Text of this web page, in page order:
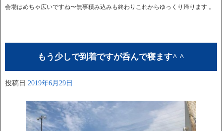
会場はめちゃ広いですね〜無事積み込みも終わりこれからゆっくり帰ります 。
もう少しで到着ですが呑んで寝ます^ ^
投稿日 2019年6月29日